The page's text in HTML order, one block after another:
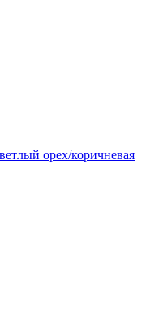
орех/коричневая